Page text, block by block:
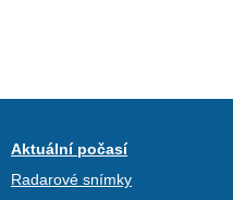
Aktuální počasí
Radarové snímky